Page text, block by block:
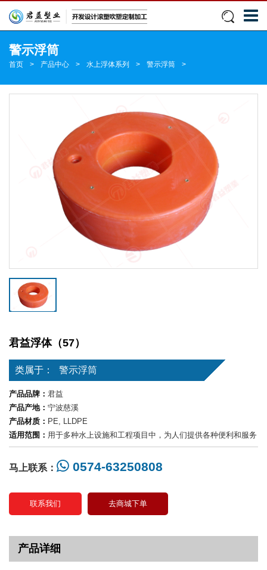
警示浮筒
首页 > 产品中心 > 水上浮体系列 > 警示浮筒 >
君益浮体（57）
类属于： 警示浮筒
产品品牌： 君益
产品产地： 宁波慈溪
产品材质： PE, LLDPE
适用范围： 用于多种水上设施和工程项目中，为人们提供各种便利和服务
马上联系： 0574-63250808
联系我们 去商城下单
产品详细